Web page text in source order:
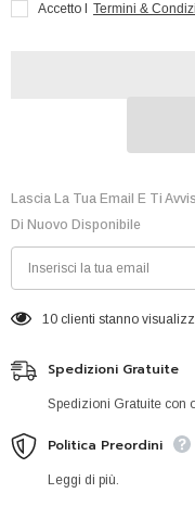
Accetto I Termini &
Lascia La Tua Email E Ti
Di Nuovo Disponibile
10 clienti stanno
Spedizioni Gratuite
Spedizioni Gratuite con
Politica Preordini
Leggi di più.